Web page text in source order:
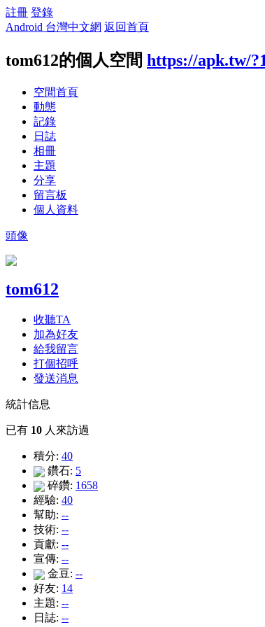
註冊 登錄
Android 台灣中文網 返回首頁
tom612的個人空間 https://apk.tw/
空間首頁
動態
記錄
日誌
相冊
主題
分享
留言板
個人資料
頭像
tom612
收聽TA
加為好友
給我留言
打個招呼
發送消息
統計信息
已有 10 人來訪過
積分: 40
鑽石: 5
碎鑽: 1658
經驗: 40
幫助: --
技術: --
貢獻: --
宣傳: --
金豆: --
好友: 14
主題: --
日誌: --